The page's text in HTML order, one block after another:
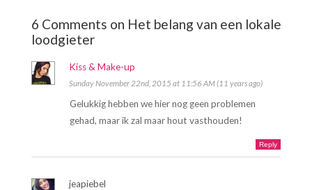
6 Comments on Het belang van een lokale
loodgieter
Kiss & Make-up
Sunday November 22nd, 2015 at 11:56 AM (11 years ago)
Gelukkig hebben we hier nog geen problemen
gehad, maar ik zal maar hout vasthouden!
Reply
jeapiebel